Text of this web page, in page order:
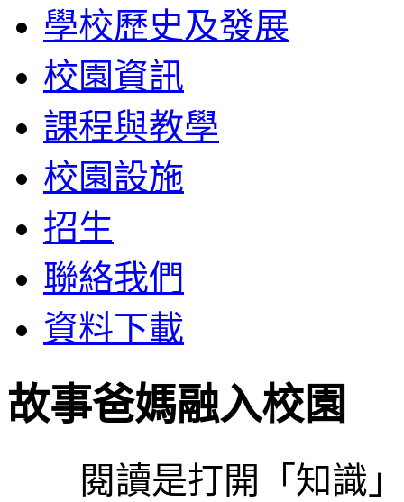
學校歷史及發展
校園資訊
課程與教學
校園設施
招生
聯絡我們
資料下載
故事爸媽融入校園
閱讀是打開「知識」